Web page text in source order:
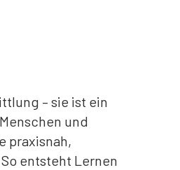
– sie ist ein
und
praxisnah,
entsteht Lernen